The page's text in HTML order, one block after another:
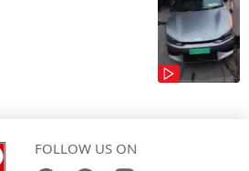
FOLLOW US ON